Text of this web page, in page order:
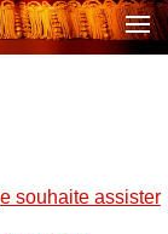
souhaite assister